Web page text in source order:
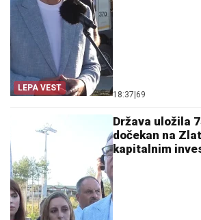
LEPA VEST
18:37 69
Država uložila
dočekan na
kapitalnim